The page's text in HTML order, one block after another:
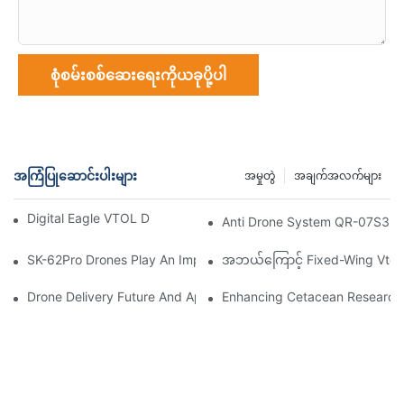
စုံစမ်းစစ်ဆေးရေးကိုယခုပို့ပါ
အကြံပြုဆောင်းပါးများ အချက်အလက်များ
အမှုတွဲ
Digital Eagle VTOL Drones Ready To DeliverAnti Drone System QR-07S3
SK-62Pro Drones Play An Important Role In Epidemic Prevention
အဘယ်ကြောင့် Fixed-Wing
Drone Delivery Future And ApplicationsEnhancing Cetacean